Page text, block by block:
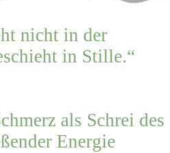
nicht in der
in Stille.“
als Schrei des
Energie